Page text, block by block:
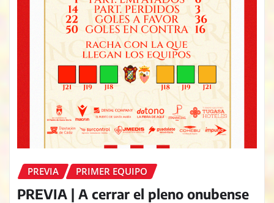
PREVIA PRIMER EQUIPO
PREVIA | A cerrar el pleno onubense